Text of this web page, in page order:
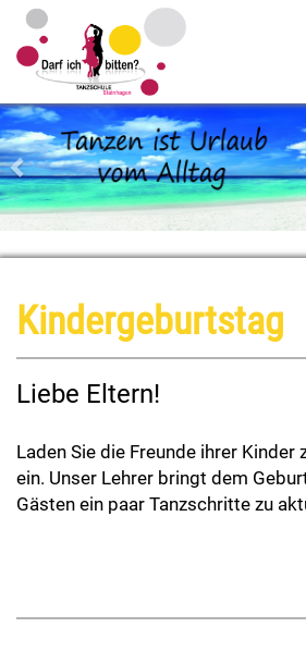
Zurück
Kindergeburtstag
Liebe Eltern!
Laden Sie die Freunde ihrer Kinder
ein. Unser Lehrer bringt dem
Gästen ein paar Tanzschritte zu